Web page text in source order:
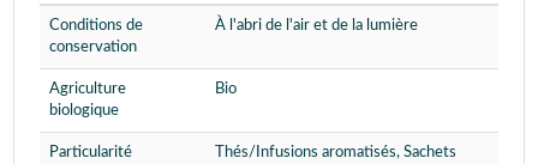
Conditions de
conservation
À l'abri de l'air et de la lumière
Agriculture
biologique
Bio
Particularité
Thés/Infusions aromatisés, Sachets